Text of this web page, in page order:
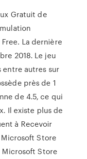
Gratuit de
La dernière
2018. Le jeu
entre autres sur
près de 1
de 4.5, ce qui
Il existe plus de
à Recevoir
Store
Microsoft Store